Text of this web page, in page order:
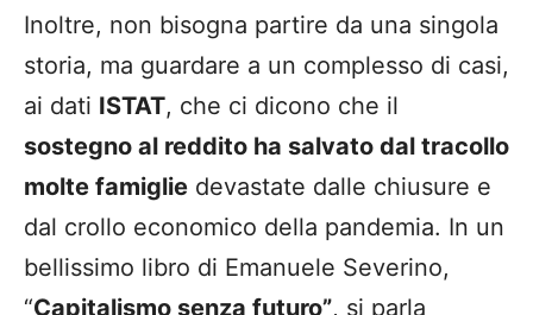
Inoltre, non bisogna partire da una singola
storia, ma guardare a un complesso di casi,
ai dati ISTAT, che ci dicono che il
sostegno al reddito ha salvato dal tracollo
molte famiglie devastate dalle chiusure e
dal crollo economico della pandemia. In un
bellissimo libro di Emanuele Severino,
“Capitalismo senza futuro”, si parla